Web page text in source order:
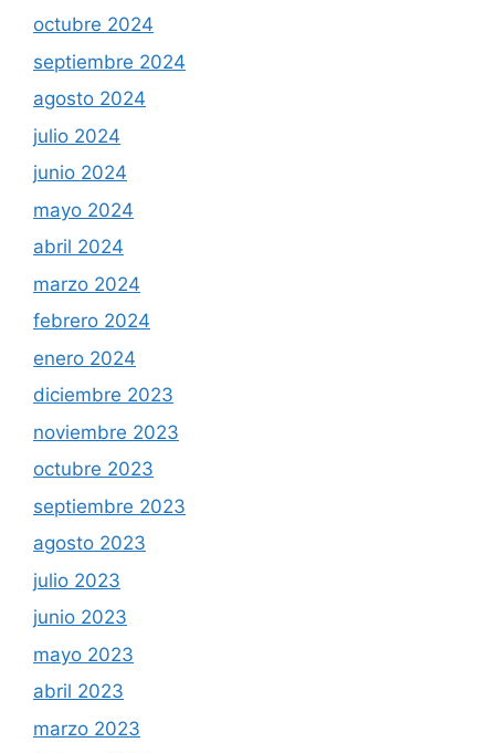
octubre 2024
septiembre 2024
agosto 2024
julio 2024
junio 2024
mayo 2024
abril 2024
marzo 2024
febrero 2024
enero 2024
diciembre 2023
noviembre 2023
octubre 2023
septiembre 2023
agosto 2023
julio 2023
junio 2023
mayo 2023
abril 2023
marzo 2023